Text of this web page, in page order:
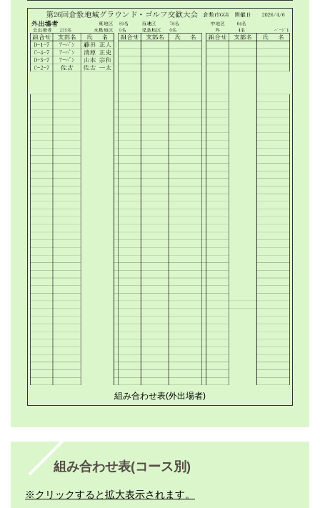
組み合わせ表(外出場者)
組み合わせ表(コース別)
※クリックすると拡大表示されます。